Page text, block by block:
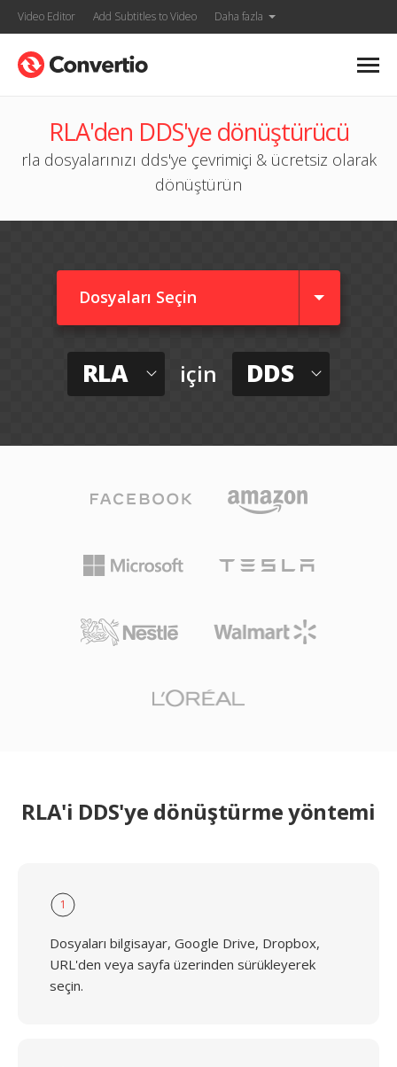
Video Editor Add Subtitles to Video Daha fazla
RLA'den DDS'ye dönüştürücü
rla dosyalarınızı dds'ye çevrimiçi & ücretsiz olarak
dönüştürün
Dosyaları Seçin
RLA için DDS
RLA'i DDS'ye dönüştürme yöntemi
1
Dosyaları bilgisayar, Google Drive, Dropbox,
URL'den veya sayfa üzerinden sürükleyerek
seçin.